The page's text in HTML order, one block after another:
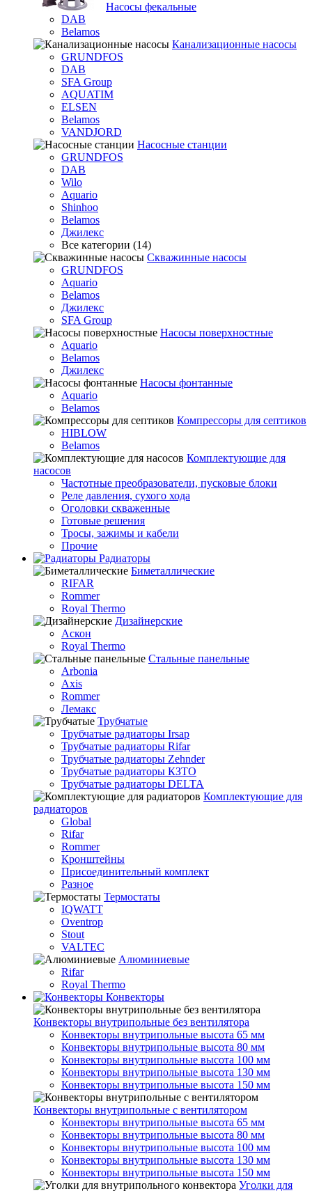
Насосы фекальные
DAB
Belamos
Канализационные насосы
GRUNDFOS
DAB
SFA Group
AQUATIM
ELSEN
Belamos
VANDJORD
Насосные станции
GRUNDFOS
DAB
Wilo
Aquario
Shinhoo
Belamos
Джилекс
Все категории (14)
Скважинные насосы
GRUNDFOS
Aquario
Belamos
Джилекс
SFA Group
Насосы поверхностные
Aquario
Belamos
Джилекс
Насосы фонтанные
Aquario
Belamos
Компрессоры для септиков
HIBLOW
Belamos
Комплектующие для
насосов
Частотные преобразователи, пусковые блоки
Реле давления, сухого хода
Оголовки скваженные
Готовые решения
Тросы, зажимы и кабели
Прочие
Радиаторы
Биметаллические
RIFAR
Rommer
Royal Thermo
Дизайнерские
Аскон
Royal Thermo
Стальные панельные
Arbonia
Axis
Rommer
Лемакс
Трубчатые
Трубчатые радиаторы Irsap
Трубчатые радиаторы Rifar
Трубчатые радиаторы Zehnder
Трубчатые радиаторы КЗТО
Трубчатые радиаторы DELTA
Комплектующие для
радиаторов
Global
Rifar
Rommer
Кронштейны
Присоединительный комплект
Разное
Термостаты
IQWATT
Oventrop
Stout
VALTEC
Алюминиевые
Rifar
Royal Thermo
Конвекторы
Конвекторы внутрипольные без вентилятора
Конвекторы внутрипольные высота 65 мм
Конвекторы внутрипольные высота 80 мм
Конвекторы внутрипольные высота 100 мм
Конвекторы внутрипольные высота 130 мм
Конвекторы внутрипольные высота 150 мм
Конвекторы внутрипольные с вентилятором
Конвекторы внутрипольные высота 65 мм
Конвекторы внутрипольные высота 80 мм
Конвекторы внутрипольные высота 100 мм
Конвекторы внутрипольные высота 130 мм
Конвекторы внутрипольные высота 150 мм
Уголки для